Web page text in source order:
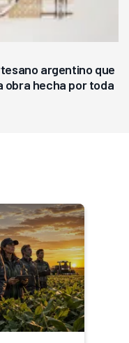
argentino que
obra hecha por toda